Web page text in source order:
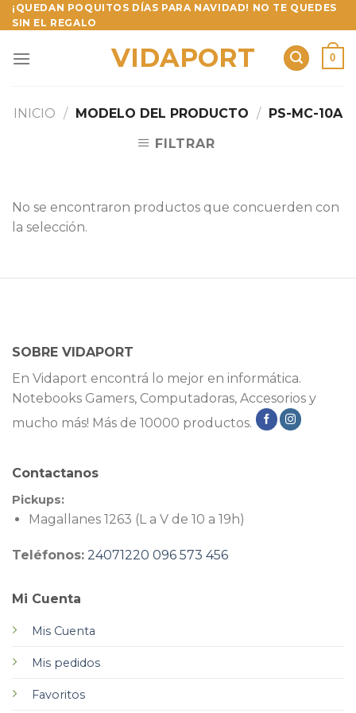
Skip
to
¡QUEDAN POQUITOS DÍAS PARA NAVIDAD! NO TE QUEDES
SIN EL REGALO
VIDAPORT 0
INICIO / MODELO DEL PRODUCTO / PS-MC-10A
FILTRAR
No se encontraron productos que concuerden con
la selección.
SOBRE VIDAPORT
En Vidaport encontrá lo mejor en informática.
Notebooks Gamers, Computadoras, Accesorios y
mucho más! Más de 10000 productos.
Mi Cuenta
Mis Cuenta
Mis pedidos
Favoritos
Contactanos
Pickups:
Magallanes 1263 (L a V de 10 a 19h)
Teléfonos: 24071220 096 573 456